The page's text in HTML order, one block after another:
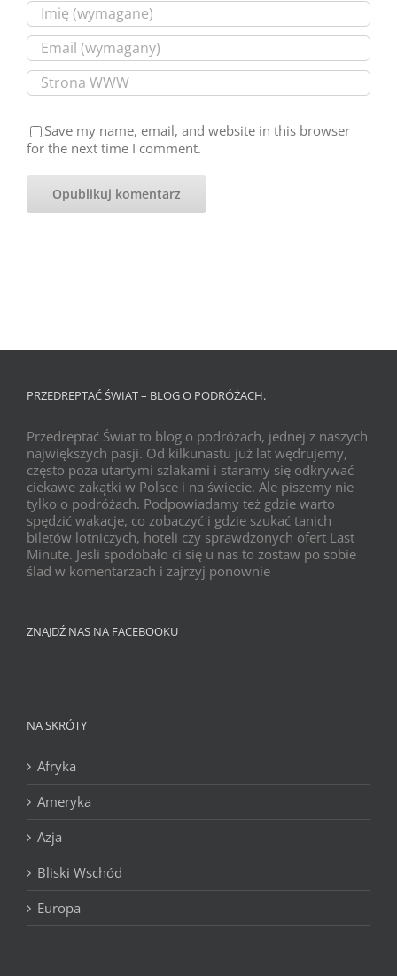
Save my name, email, and website in this browser
for the next time I comment.
PRZEDREPTAĆ ŚWIAT – BLOG O PODRÓŻACH.
Przedreptać Świat to blog o podróżach, jednej z naszych
największych pasji. Od kilkunastu już lat wędrujemy,
często poza utartymi szlakami i staramy się odkrywać
ciekawe zakątki w Polsce i na świecie. Ale piszemy nie
tylko o podróżach. Podpowiadamy też gdzie warto
spędzić wakacje, co zobaczyć i gdzie szukać tanich
biletów lotniczych, hoteli czy sprawdzonych ofert Last
Minute. Jeśli spodobało ci się u nas to zostaw po sobie
ślad w komentarzach i zajrzyj ponownie
ZNAJDŹ NAS NA FACEBOOKU
NA SKRÓTY
Afryka
Ameryka
Azja
Bliski Wschód
Europa